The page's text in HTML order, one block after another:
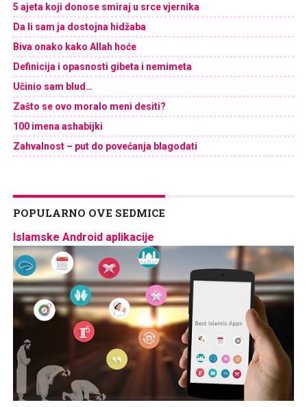
5 ajeta koji donose smiraj u srce vjernika
Da li sam ja dostojna hidžaba
Biva onako kako Allah hoće
Definicija i opasnosti gibeta i nemimeta
Učinio sam blud…
Zašto se ovo moralo meni desiti?
100 imena ashabijki
Zahvalnost – put do povećanja blagodati
POPULARNO OVE SEDMICE
Islamske Android aplikacije